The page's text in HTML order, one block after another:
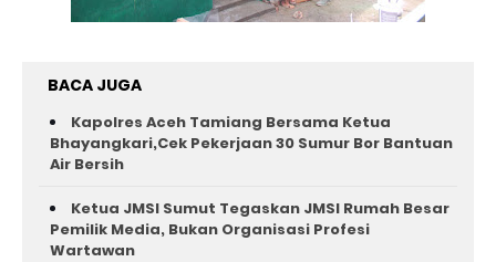
BACA JUGA
Kapolres Aceh Tamiang Bersama Ketua
Bhayangkari,Cek Pekerjaan 30 Sumur Bor Bantuan
Air Bersih
Ketua JMSI Sumut Tegaskan JMSI Rumah Besar
Pemilik Media, Bukan Organisasi Profesi
Wartawan